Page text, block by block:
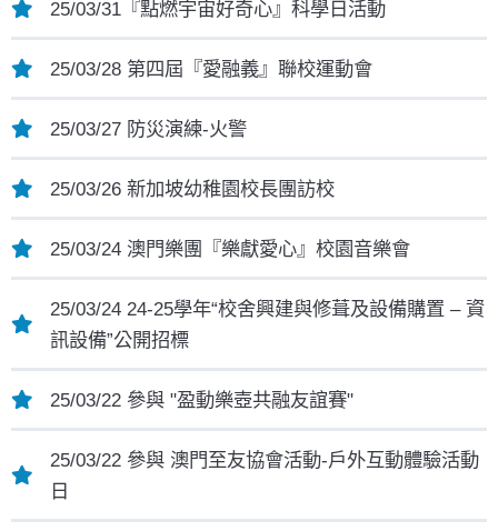
25/03/31『點燃宇宙好奇心』科學日活動
25/03/28 第四屆『愛融義』聯校運動會
25/03/27 防災演練-火警
25/03/26 新加坡幼稚園校長團訪校
25/03/24 澳門樂團『樂獻愛心』校園音樂會
25/03/24 24-25學年“校舍興建與修葺及設備購置 – 資
訊設備”公開招標
25/03/22 參與 "盈動樂壺共融友誼賽"
25/03/22 參與 澳門至友協會活動-戶外互動體驗活動
日